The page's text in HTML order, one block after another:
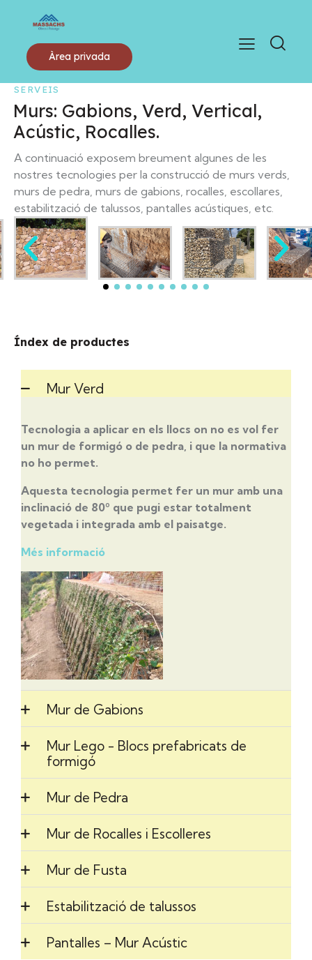
Àrea privada
SERVEIS
Murs: Gabions, Verd, Vertical,
Acústic, Rocalles.
A continuació exposem breument algunes de les
nostres tecnologies per la construcció de murs verds,
murs de pedra, murs de gabions, rocalles, escollares,
estabilització de talussos, pantalles acústiques, etc.
Índex de productes
Mur Verd
Tecnologia a aplicar en els llocs on no es vol fer
un mur de formigó o de pedra, i que la normativa
no ho permet.
Aquesta tecnologia permet fer un mur amb una
inclinació de 80º que pugi estar totalment
vegetada i integrada amb el paisatge.
Més informació
Mur de Gabions
Mur Lego - Blocs prefabricats de
formigó
Mur de Pedra
Mur de Rocalles i Escolleres
Mur de Fusta
Estabilització de talussos
Pantalles – Mur Acústic